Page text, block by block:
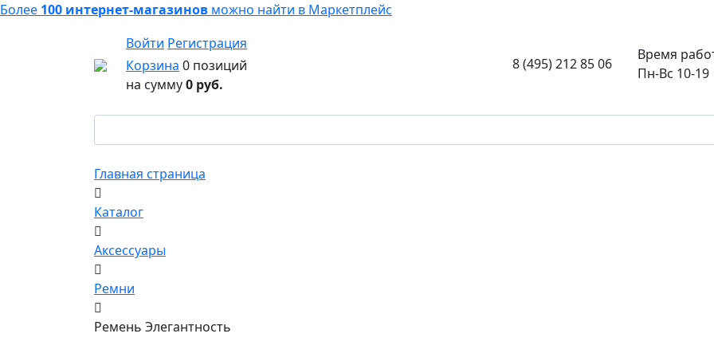
Более 100 интернет-магазинов можно найти в Маркетплейс
Войти Регистрация
Корзина 0 позиций
на сумму0 руб.
8 (495) 212 85 06
Время
Пн-Вс 10-19
Главная страница
Каталог
Аксессуары
Ремни
Ремень Элегантность